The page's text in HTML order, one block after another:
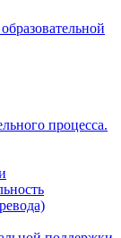
процесса.